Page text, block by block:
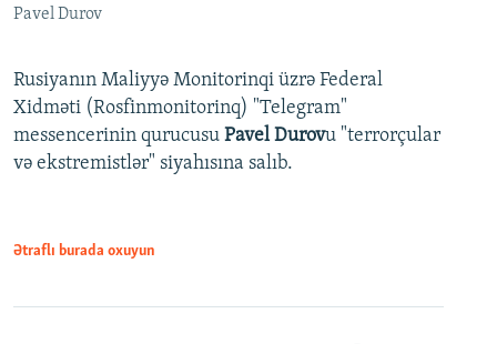
Pavel Durov
Rusiyanın Maliyyə Monitorinqi üzrə Federal
Xidməti (Rosfinmonitorinq) "Telegram"
messencerinin qurucusu Pavel Durovu "terrorçular
və ekstremistlər" siyahısına salıb.
Ətraflı burada oxuyun